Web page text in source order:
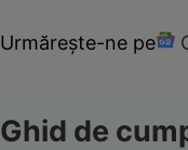
Urmărește-ne pe
Ghid de